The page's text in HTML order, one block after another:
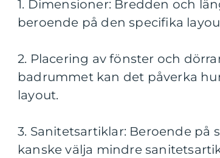
1. Dimensioner: Bredden och
beroende på den specifika
2. Placering av fönster och
badrummet kan det påverka
layout.
3. Sanitetsartiklar: Beroende
kanske välja mindre